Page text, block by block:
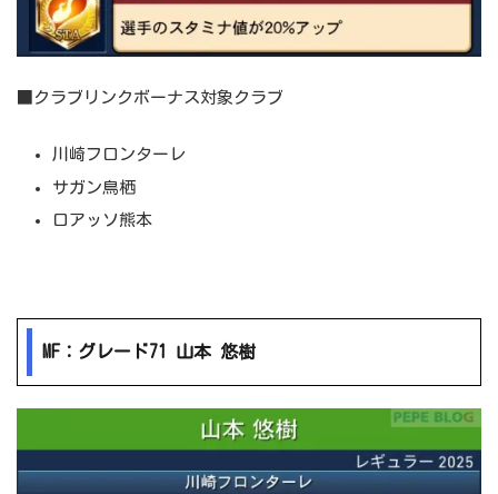
■クラブリンクボーナス対象クラブ
川崎フロンターレ
サガン鳥栖
ロアッソ熊本
MF：グレード71 山本 悠樹